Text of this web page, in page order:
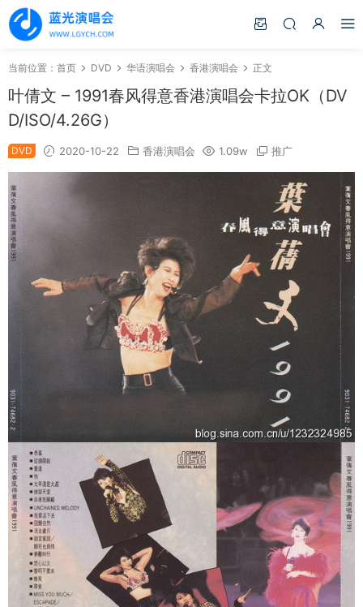
当前位置： 首页 DVD 华语演唱会 香港演唱会 正文
叶倩文 – 1991春风得意香港演唱会卡拉OK（DV
D/ISO/4.26G）
DVD 2020-10-22 香港演唱会 1.09w 推广